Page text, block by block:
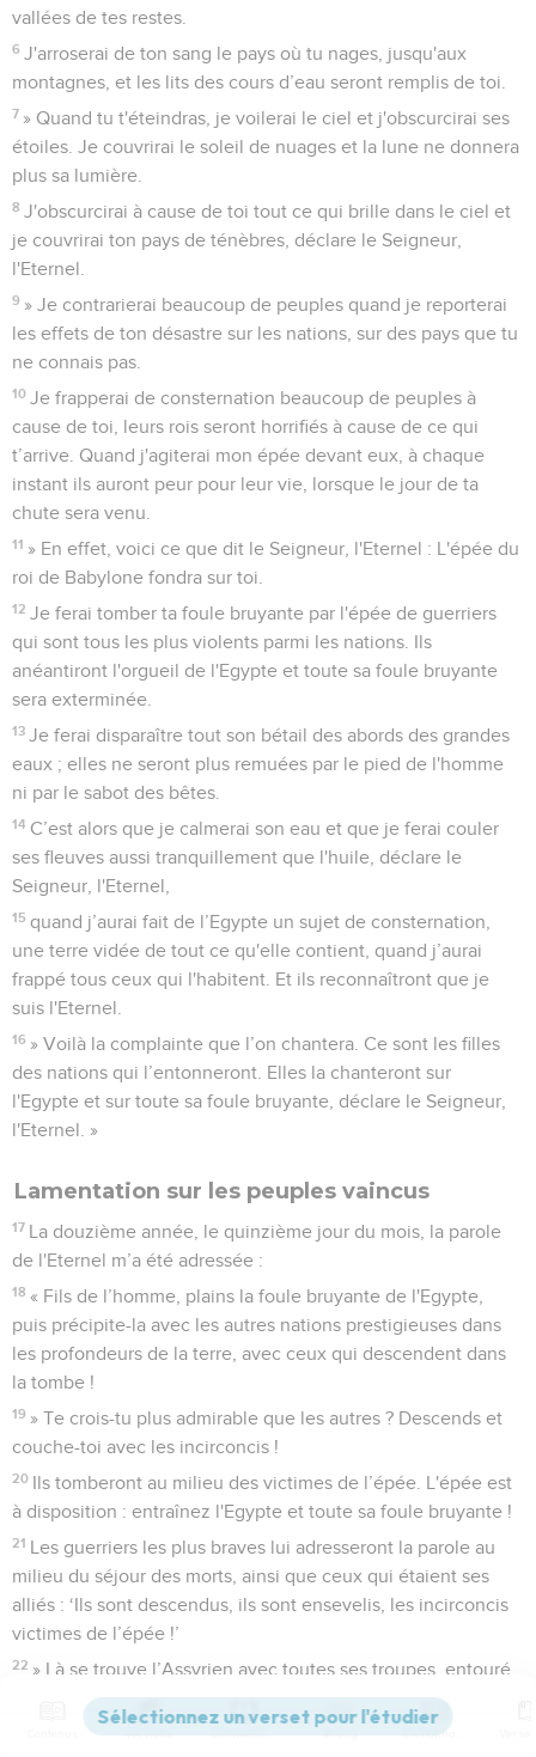
vallées de tes restes.
6 J'arroserai de ton sang le pays où tu nages, jusqu'aux
montagnes, et les lits des cours d’eau seront remplis de toi.
7 » Quand tu t'éteindras, je voilerai le ciel et j'obscurcirai ses
étoiles. Je couvrirai le soleil de nuages et la lune ne donnera
plus sa lumière.
8 J'obscurcirai à cause de toi tout ce qui brille dans le ciel et
je couvrirai ton pays de ténèbres, déclare le Seigneur,
l'Eternel.
9 » Je contrarierai beaucoup de peuples quand je reporterai
les effets de ton désastre sur les nations, sur des pays que tu
ne connais pas.
10 Je frapperai de consternation beaucoup de peuples à
cause de toi, leurs rois seront horrifiés à cause de ce qui
t’arrive. Quand j'agiterai mon épée devant eux, à chaque
instant ils auront peur pour leur vie, lorsque le jour de ta
chute sera venu.
11 » En effet, voici ce que dit le Seigneur, l'Eternel : L'épée du
roi de Babylone fondra sur toi.
12 Je ferai tomber ta foule bruyante par l'épée de guerriers
qui sont tous les plus violents parmi les nations. Ils
anéantiront l'orgueil de l'Egypte et toute sa foule bruyante
sera exterminée.
13 Je ferai disparaître tout son bétail des abords des grandes
eaux ; elles ne seront plus remuées par le pied de l'homme
ni par le sabot des bêtes.
14 C’est alors que je calmerai son eau et que je ferai couler
ses fleuves aussi tranquillement que l'huile, déclare le
Seigneur, l'Eternel,
15 quand j’aurai fait de l’Egypte un sujet de consternation,
une terre vidée de tout ce qu'elle contient, quand j’aurai
frappé tous ceux qui l'habitent. Et ils reconnaîtront que je
suis l'Eternel.
16 » Voilà la complainte que l’on chantera. Ce sont les filles
des nations qui l’entonneront. Elles la chanteront sur
l'Egypte et sur toute sa foule bruyante, déclare le Seigneur,
l'Eternel. »
Lamentation sur les peuples vaincus
17 La douzième année, le quinzième jour du mois, la parole
de l'Eternel m’a été adressée :
18 « Fils de l’homme, plains la foule bruyante de l'Egypte,
puis précipite-la avec les autres nations prestigieuses dans
les profondeurs de la terre, avec ceux qui descendent dans
la tombe !
19 » Te crois-tu plus admirable que les autres ? Descends et
couche-toi avec les incirconcis !
20 Ils tomberont au milieu des victimes de l’épée. L'épée est
à disposition : entraînez l'Egypte et toute sa foule bruyante !
21 Les guerriers les plus braves lui adresseront la parole au
milieu du séjour des morts, ainsi que ceux qui étaient ses
alliés : ‘Ils sont descendus, ils sont ensevelis, les incirconcis
victimes de l’épée !’
22 » Là se trouve l’Assyrien avec toutes ses troupes, entouré
de ses tombeaux. Tous sont morts, victimes de l’épée.
Leurs tombeaux ont été placés dans les profondeurs de la
Versions Commentaires Strong